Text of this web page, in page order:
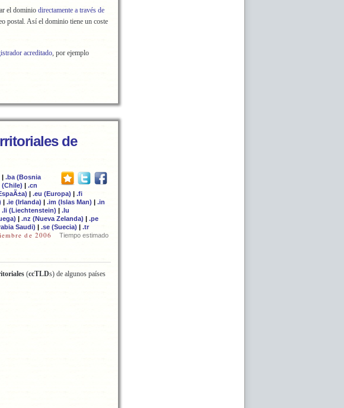
el dominio directamente a través de
postal. Así el dominio tiene un coste
acreditado, por ejemplo
de
| .ba (Bosnia
(Chile) | .cn
| .eu (Europa) | .fi
| .ie (Irlanda) | .im (Islas Man) | .in
.li (Liechtenstein) | .lu
| .nz (Nueva Zelanda) | .pe
Saudi) | .se (Suecia) | .tr
de 2006
Tiempo estimado
(ccTLDs) de algunos países